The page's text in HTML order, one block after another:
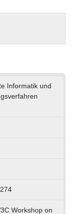
Informatik und
Workshop on